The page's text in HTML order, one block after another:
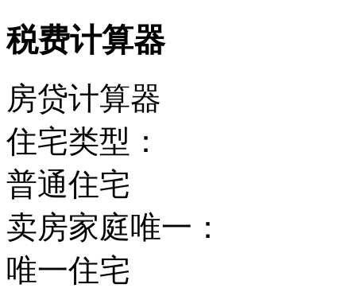
税费计算器
房贷计算器
住宅类型：
普通住宅
卖房家庭唯一：
唯一住宅